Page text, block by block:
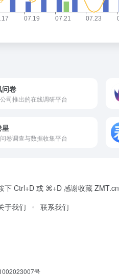
问卷
司推出的在线调研平台
星
卷调查与数据收集平台
下 Ctrl+D 或 ⌘+D 感谢收藏 ZMT.cn
于我们
联系我们
号